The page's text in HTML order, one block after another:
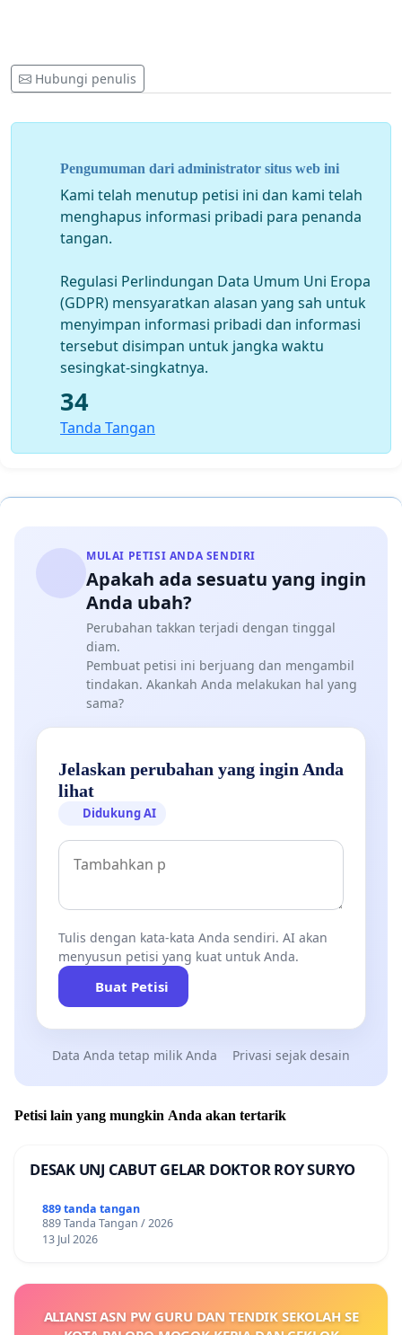
Sekian dan Terima kasih
Salam Mahasiswa!!!
Hubungi penulis
Pengumuman dari administrator situs web ini
Kami telah menutup petisi ini dan kami telah
menghapus informasi pribadi para penanda
tangan.
Regulasi Perlindungan Data Umum Uni Eropa
(GDPR) mensyaratkan alasan yang sah untuk
menyimpan informasi pribadi dan informasi
tersebut disimpan untuk jangka waktu
sesingkat-singkatnya.
34
Tanda Tangan
MULAI PETISI ANDA SENDIRI
Apakah ada sesuatu yang ingin
Anda ubah?
Perubahan takkan terjadi dengan tinggal
diam.
Pembuat petisi ini berjuang dan mengambil
tindakan. Akankah Anda melakukan hal yang
sama?
Jelaskan perubahan yang ingin Anda
lihat
Didukung AI
Tulis dengan kata-kata Anda sendiri. AI akan
menyusun petisi yang kuat untuk Anda.
Buat Petisi
Data Anda tetap milik Anda Privasi sejak desain
Petisi lain yang mungkin Anda akan tertarik
DESAK UNJ CABUT GELAR DOKTOR ROY SURYO
889 tanda tangan
889 Tanda Tangan / 2026
13 Jul 2026
ALIANSI ASN PW GURU DAN TENDIK SEKOLAH SE